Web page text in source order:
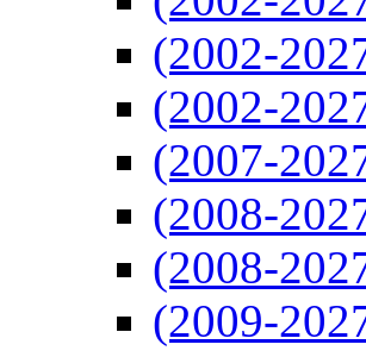
(2002-
(2002-
(2007-
(2008-
(2008-
(2009-